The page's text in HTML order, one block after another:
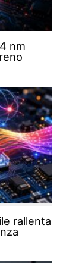
nm
rallenta